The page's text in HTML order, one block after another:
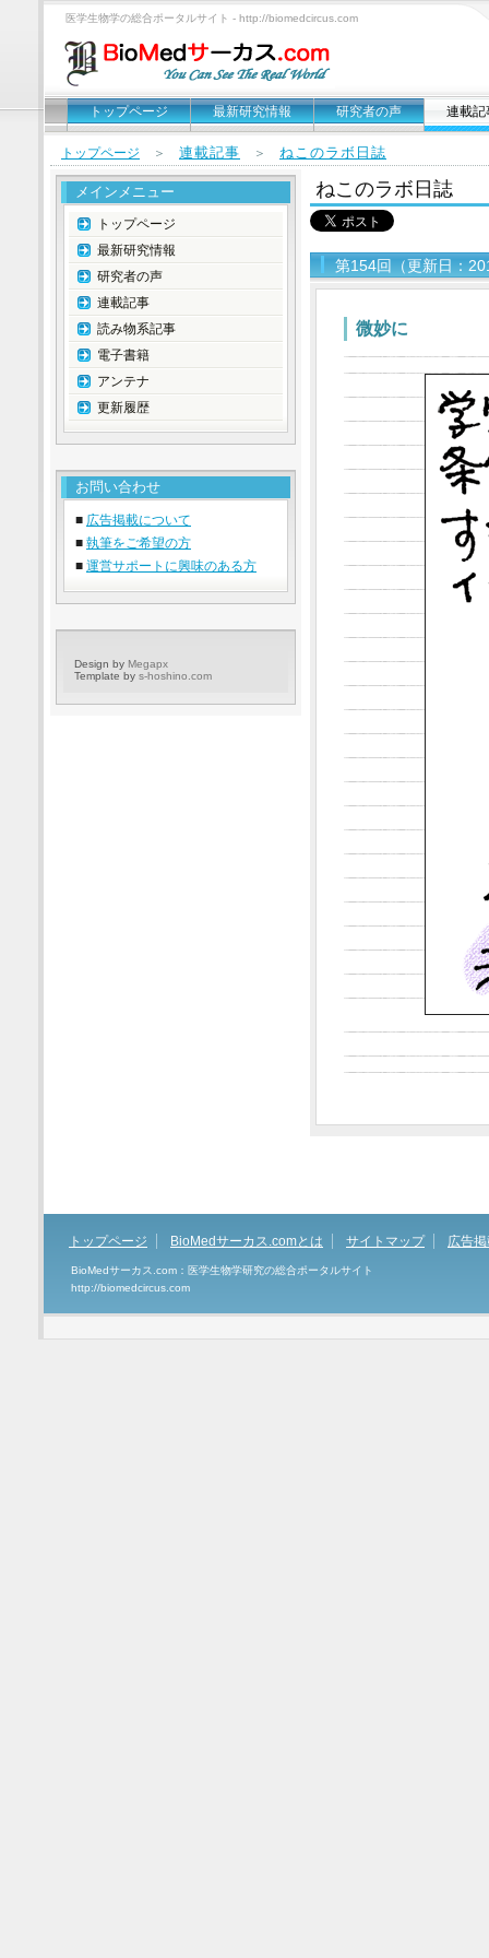
医学生物学の総合ポータルサイト - http://biomedcircus.com
トップページ 最新研究情報 研究者の声 連載記
トップページ ＞ 連載記事 ＞ ねこのラボ日誌
ねこのラボ日誌
第154回（更新日：
微妙に
メインメニュー
トップページ
最新研究情報
研究者の声
連載記事
読み物系記事
電子書籍
アンテナ
更新履歴
お問い合わせ
■ 広告掲載について
■ 執筆をご希望の方
■ 運営サポートに興味のある方
Design by Megapx
Template by s-hoshino.com
トップページ BioMedサーカス.comとは サイトマップ 広告
BioMedサーカス.com：医学生物学研究の総合ポータルサイト
http://biomedcircus.com